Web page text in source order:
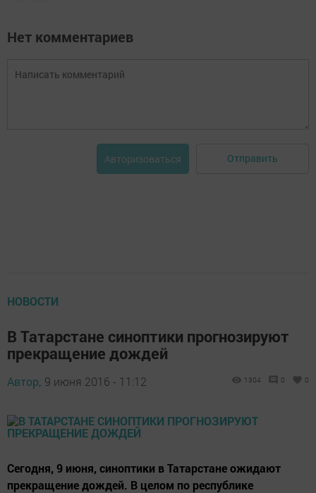
Нет комментариев
Авторизоваться Отправить
НОВОСТИ
В Татарстане синоптики прогнозируют
прекращение дождей
Автор, 9 июня 2016 - 11:12 1304 0 0
Сегодня, 9 июня, синоптики в Татарстане ожидают
прекращение дождей. В целом по республике